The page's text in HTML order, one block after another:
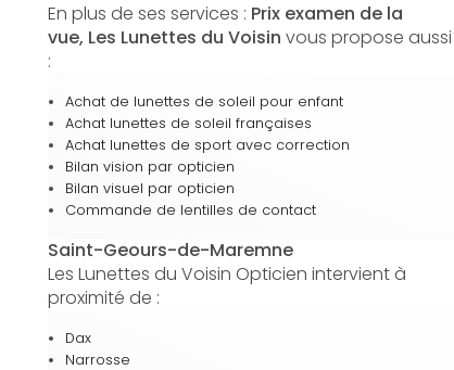
En plus de ses services : Prix examen de la
vue, Les Lunettes du Voisin vous propose aussi
:
Achat de lunettes de soleil pour enfant
Achat lunettes de soleil françaises
Achat lunettes de sport avec correction
Bilan vision par opticien
Bilan visuel par opticien
Commande de lentilles de contact
Saint-Geours-de-Maremne
Les Lunettes du Voisin Opticien intervient à
proximité de :
Dax
Narrosse